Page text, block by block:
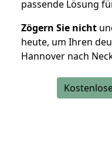
passende Lösung
Zögern Sie nicht
heute, um Ihren
Hannover nach